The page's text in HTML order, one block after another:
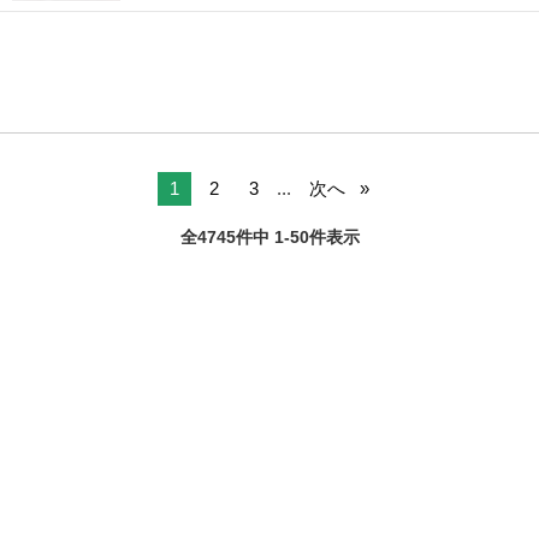
1 2 3 ... 次へ
全4745件中 1-50件表示